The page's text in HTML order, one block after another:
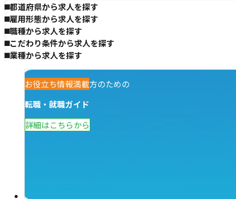
都道府県から求人を探す
雇用形態から求人を探す
職種から求人を探す
こだわり条件から求人を探す
業種から求人を探す
観光業で働きたい方のための
転職・就職ガイド
詳細はこちらから
お役立ち情報満載